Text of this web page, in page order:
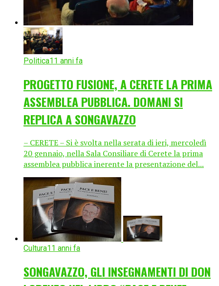
Politica11 anni fa
PROGETTO FUSIONE, A CERETE LA PRIMA
ASSEMBLEA PUBBLICA. DOMANI SI
REPLICA A SONGAVAZZO
– CERETE – Si è svolta nella serata di ieri, mercoledì
20 gennaio, nella Sala Consiliare di Cerete la prima
assemblea pubblica inerente la presentazione del...
Cultura11 anni fa
SONGAVAZZO, GLI INSEGNAMENTI DI DON